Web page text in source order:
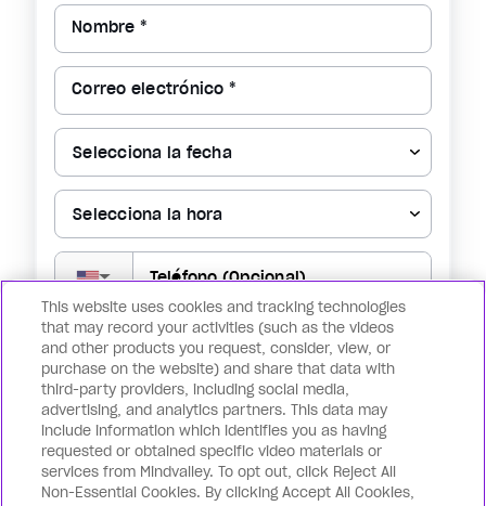
Nombre *
Correo electrónico *
▼
Reservar mi lugar ahora
Al registrarte para lo anterior, confirmas que estás de acuerdo con
losTérminos de usoy laPolítica de privacidad, además de recibir
notificaciones para eventos futuros. Puedes retirar tu
consentimiento en cualquier momento cancelando la suscripción.
This website uses cookies and tracking technologies
that may record your activities (such as the videos
and other products you request, consider, view, or
purchase on the website) and share that data with
third-party providers, including social media,
advertising, and analytics partners. This data may
include information which identifies you as having
requested or obtained specific video materials or
services from Mindvalley. To opt out, click Reject All
Non-Essential Cookies. By clicking Accept All Cookies,